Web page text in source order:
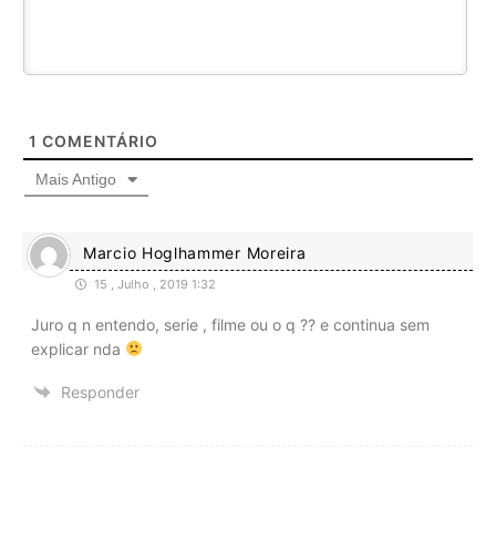
1 COMENTÁRIO
Mais Antigo
Marcio Hoglhammer Moreira
15 , Julho , 2019 1:32
Juro q n entendo, serie , filme ou o q ?? e continua sem
explicar nda
Responder